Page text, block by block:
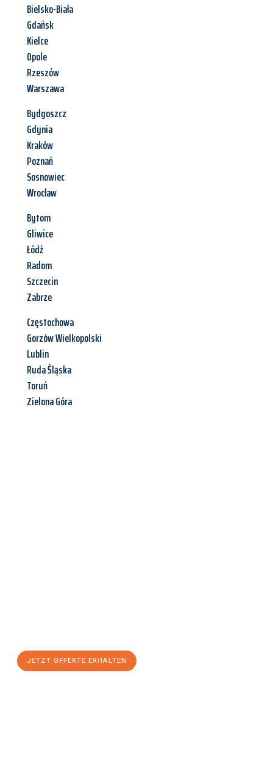
Bielsko-Biała
Gdańsk
Kielce
Opole
Rzeszów
Warszawa
Bydgoszcz
Gdynia
Kraków
Poznań
Sosnowiec
Wrocław
Bytom
Gliwice
Łódź
Radom
Szczecin
Zabrze
Częstochowa
Gorzów Wielkopolski
Lublin
Ruda Śląska
Toruń
Zielona Góra
JETZT OFFERTE ERHALTEN